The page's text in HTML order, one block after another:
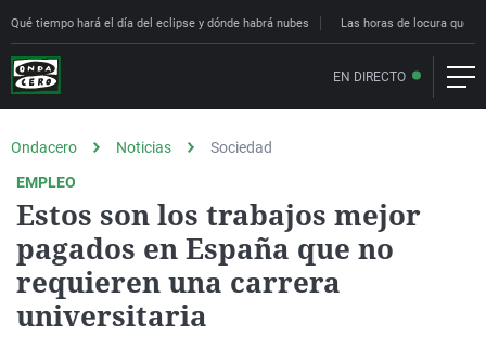
Qué tiempo hará el día del eclipse y dónde habrá nubes Las horas de locura que
EN DIRECTO
Ondacero Noticias
Sociedad
EMPLEO
Estos son los trabajos mejor
pagados en España que no
requieren una carrera
universitaria